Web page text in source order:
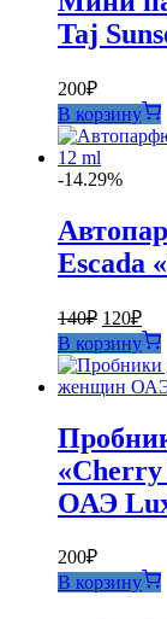
Taj
200₽
В корзину
-14.29%
Escada
140₽
цена
140₽.
120₽
В корзину
ОАЭ
200₽
В корзину